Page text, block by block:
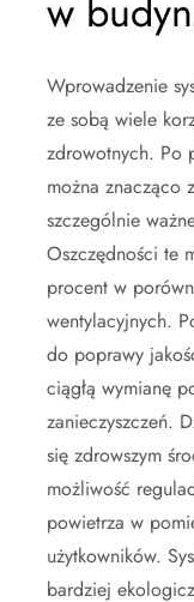
w
Wprowadzenie
ze sobą wiele
zdrowotnych. Po
można znacząco
szczególnie
Oszczędności te
procent w
wentylacyjnych.
do poprawy
ciągłą wymianę
zanieczyszczeń.
się zdrowszym
możliwość
powietrza w
użytkowników.
bardziej